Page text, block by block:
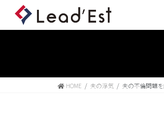
HOME 夫の浮気 夫の不倫問題